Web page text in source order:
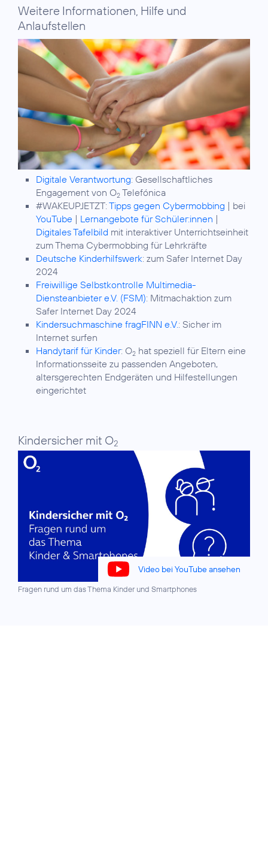
Weitere Informationen, Hilfe und
Anlaufstellen
Digitale Verantwortung: Gesellschaftliches
Engagement von O2 Telefónica
#WAKEUPJETZT:Tipps gegen Cybermobbing | bei
YouTube | Lernangebote für Schüler:innen |
Digitales Tafelbild mit interaktiver Unterrichtseinheit
zum Thema Cybermobbing für Lehrkräfte
Deutsche Kinderhilfswerk: zum Safer Internet Day
2024
Freiwillige Selbstkontrolle Multimedia-
Diensteanbieter e.V. (FSM): Mitmachaktion zum
Safer Internet Day 2024
Kindersuchmaschine fragFINN e.V.: Sicher im
Internet surfen
Handytarif für Kinder: O2 hat speziell für Eltern eine
Informationsseite zu passenden Angeboten,
altersgerechten Endgeräten und Hilfestellungen
eingerichtet
Kindersicher mit O2
Video bei YouTube ansehen
Fragen rund um das Thema Kinder und Smartphones